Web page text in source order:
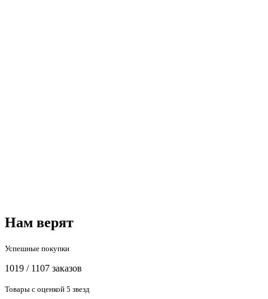
Нам верят
Успешные покупки
1019 / 1107 заказов
Товары с оценкой 5 звезд